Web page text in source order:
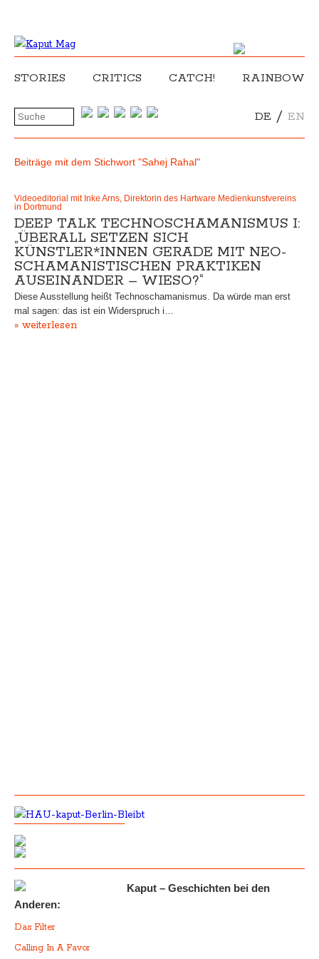
STORIES CRITICS CATCH! RAINBOW
DE / EN
Beiträge mit dem Stichwort "Sahej Rahal"
Videoeditorial mit Inke Arns, Direktorin des Hartware Medienkunstvereins
in Dortmund
DEEP TALK TECHNOSCHAMANISMUS I:
„ÜBERALL SETZEN SICH
KÜNSTLER*INNEN GERADE MIT NEO-
SCHAMANISTISCHEN PRAKTIKEN
AUSEINANDER – WIESO?“
Diese Ausstellung heißt Technoschamanismus. Da würde man erst
mal sagen: das ist ein Widerspruch i…
» weiterlesen
Kaput – Geschichten bei den
Anderen:
Das Filter
Calling In A Favor